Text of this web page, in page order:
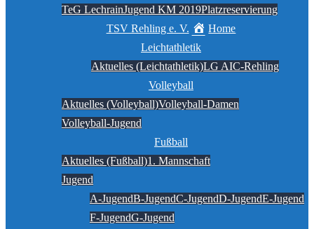
TeG LechrainJugend KM 2019Platzreservierung
TSV Rehling e. V.
Home
Leichtathletik
Aktuelles (Leichtathletik)LG AIC-Rehling
Volleyball
Aktuelles (Volleyball)Volleyball-Damen
Volleyball-Jugend
Fußball
Aktuelles (Fußball)1. Mannschaft
Jugend
A-JugendB-JugendC-JugendD-JugendE-Jugend
F-JugendG-Jugend